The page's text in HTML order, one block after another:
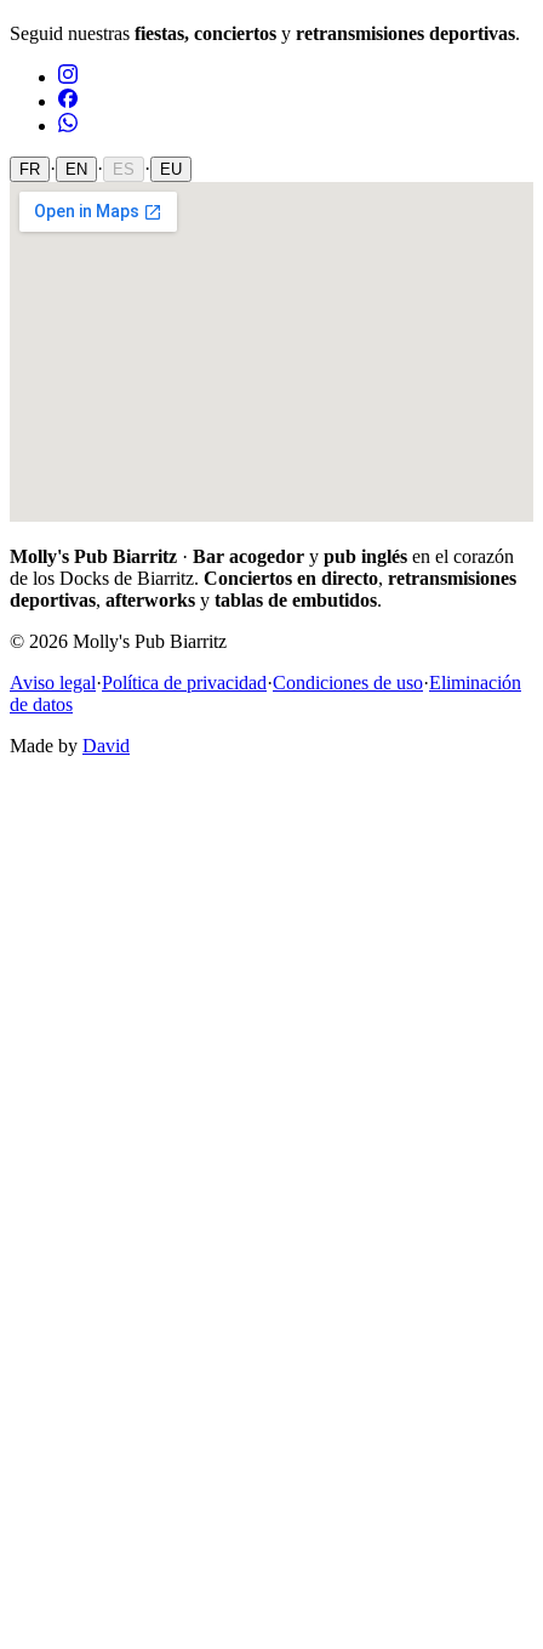
Seguid nuestras fiestas, conciertos y retransmisiones deportivas.
FR · EN · ES · EU
Molly's Pub Biarritz · Bar acogedor y pub inglés en el corazón
de los Docks de Biarritz. Conciertos en directo, retransmisiones
deportivas, afterworks y tablas de embutidos.
© 2026 Molly's Pub Biarritz
Aviso legal·Política de privacidad·Condiciones de uso·Eliminación
de datos
Made by David